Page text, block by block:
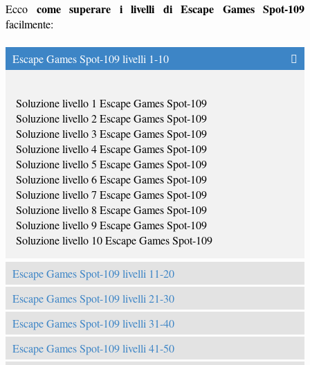
Ecco come superare i livelli di Escape Games Spot-109
facilmente:
Escape Games Spot-109 livelli 1-10
Soluzione livello 1 Escape Games Spot-109
Soluzione livello 2 Escape Games Spot-109
Soluzione livello 3 Escape Games Spot-109
Soluzione livello 4 Escape Games Spot-109
Soluzione livello 5 Escape Games Spot-109
Soluzione livello 6 Escape Games Spot-109
Soluzione livello 7 Escape Games Spot-109
Soluzione livello 8 Escape Games Spot-109
Soluzione livello 9 Escape Games Spot-109
Soluzione livello 10 Escape Games Spot-109
Escape Games Spot-109 livelli 11-20
Escape Games Spot-109 livelli 21-30
Escape Games Spot-109 livelli 31-40
Escape Games Spot-109 livelli 41-50